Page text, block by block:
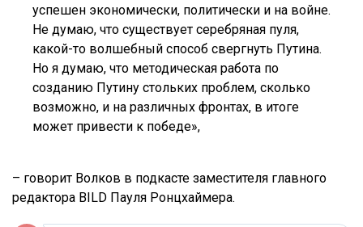
успешен экономически, политически и на войне.
Не думаю, что существует серебряная пуля,
какой-то волшебный способ свергнуть Путина.
Но я думаю, что методическая работа по
созданию Путину стольких проблем, сколько
возможно, и на различных фронтах, в итоге
может привести к победе»,
– говорит Волков в подкасте заместителя главного
редактора BILD Пауля Ронцхаймера.